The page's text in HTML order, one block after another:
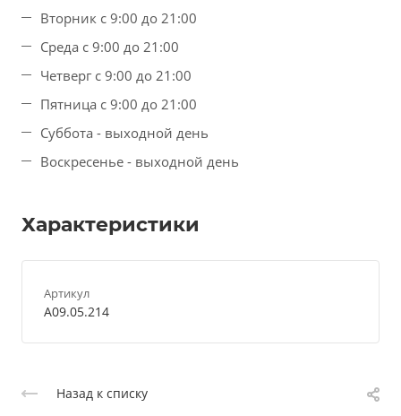
Вторник с 9:00 до 21:00
Среда с 9:00 до 21:00
Четверг с 9:00 до 21:00
Пятница с 9:00 до 21:00
Суббота - выходной день
Воскресенье - выходной день
Характеристики
Артикул
A09.05.214
Назад к списку